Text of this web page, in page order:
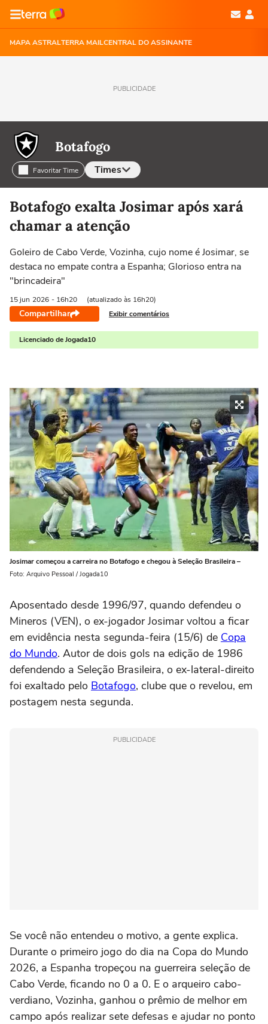
MAPA ASTRALTERRA MAILCENTRAL DO ASSINANTE
PUBLICIDADE
Botafogo
Favoritar Time Times
Selecione o time para ver as notícias
Botafogo exalta Josimar após xará
chamar a atenção
Goleiro de Cabo Verde, Vozinha, cujo nome é Josimar, se
destaca no empate contra a Espanha; Glorioso entra na
"brincadeira"
15 jun 2026 - 16h20 (atualizado às 16h20)
Compartilhar Exibir comentários
Licenciado de Jogada10
Josimar começou a carreira no Botafogo e chegou à Seleção Brasileira –
Foto: Arquivo Pessoal / Jogada10
Aposentado desde 1996/97, quando defendeu o
Mineros (VEN), o ex-jogador Josimar voltou a ficar
em evidência nesta segunda-feira (15/6) de Copa
do Mundo. Autor de dois gols na edição de 1986
defendendo a Seleção Brasileira, o ex-lateral-direito
foi exaltado pelo Botafogo, clube que o revelou, em
postagem nesta segunda.
PUBLICIDADE
Se você não entendeu o motivo, a gente explica.
Durante o primeiro jogo do dia na Copa do Mundo
2026, a Espanha tropeçou na guerreira seleção de
Cabo Verde, ficando no 0 a 0. E o arqueiro cabo-
verdiano, Vozinha, ganhou o prêmio de melhor em
campo após realizar sete defesas e ajudar no ponto